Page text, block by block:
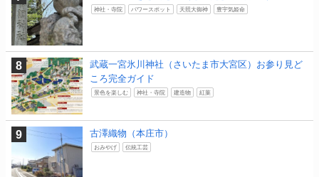
神社・寺院 パワースポット 天照大御神 豊宇気姫命
武蔵一宮氷川神社（さいたま市大宮区）お参り見ど
ころ完全ガイド
景色を楽しむ 神社・寺院 建造物 紅葉
古澤織物（本庄市）
おみやげ 伝統工芸